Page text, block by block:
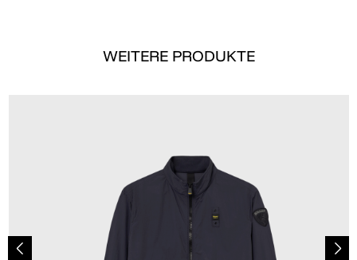
WEITERE PRODUKTE